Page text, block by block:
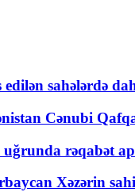
sahələrdə
Cənubi
rəqabət
Xəzərin